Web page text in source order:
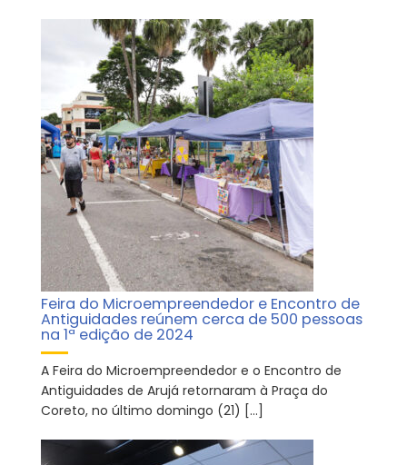
Feira do Microempreendedor e Encontro de
Antiguidades reúnem cerca de 500 pessoas
na 1ª edição de 2024
A Feira do Microempreendedor e o Encontro de
Antiguidades de Arujá retornaram à Praça do
Coreto, no último domingo (21) […]